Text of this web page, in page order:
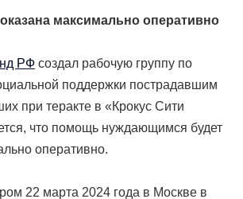
максимально оперативно
РФ создал рабочую группу по
поддержки пострадавшим
при теракте в «Крокус Сити
что помощь нуждающимся будет
оперативно.
22 марта 2024 года в Москве в